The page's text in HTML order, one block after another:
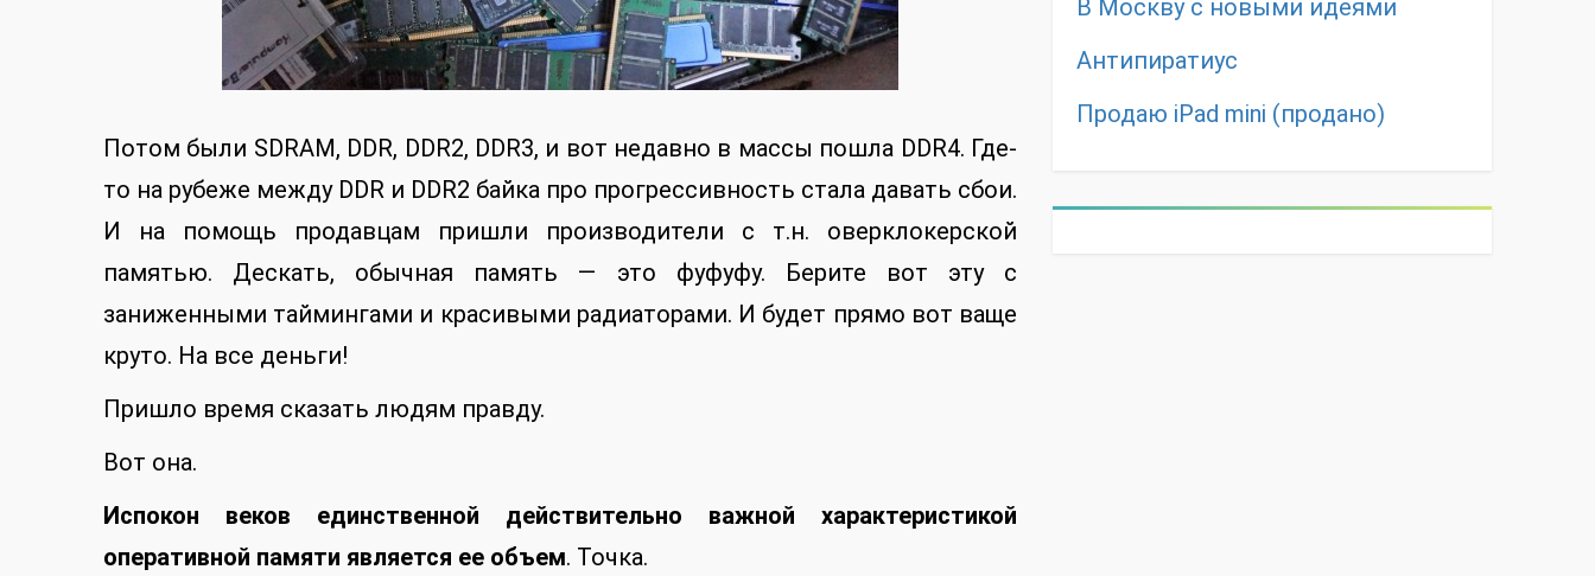
Потом были SDRAM, DDR, DDR2, DDR3, и вот недавно в массы пошла DDR4. Где-
то на рубеже между DDR и DDR2 байка про прогрессивность стала давать сбои.
И на помощь продавцам пришли производители с т.н. оверклокерской
памятью. Дескать, обычная память — это фуфуфу. Берите вот эту с
заниженными таймингами и красивыми радиаторами. И будет прямо вот ваще
круто. На все деньги!
Пришло время сказать людям правду.
Вот она.
Испокон веков единственной действительно важной характеристикой
оперативной памяти является ее объем. Точка.
В Москву с новыми идеями
Антипиратиус
Продаю iPad mini (продано)